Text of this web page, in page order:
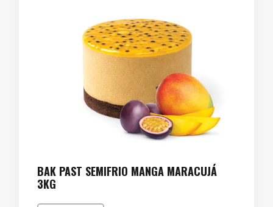
BAK PAST SEMIFRIO MANGA MARACUJÁ
3KG